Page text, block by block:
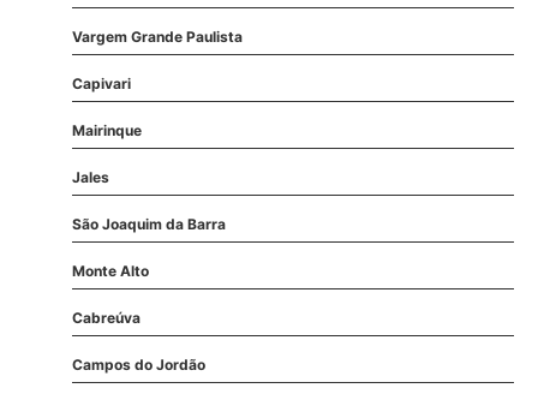
Vargem Grande Paulista
Capivari
Mairinque
Jales
São Joaquim da Barra
Monte Alto
Cabreúva
Campos do Jordão